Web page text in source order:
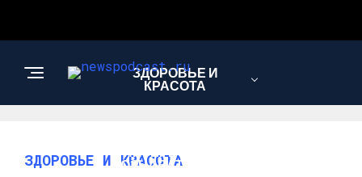
ЗДОРОВЬЕ И
КРАСОТА
ИНТЕРЕСНОЕ И
ПОЗНАВАТЕЛЬНОЕ
ЗДОРОВЬЕ И КРАСОТА